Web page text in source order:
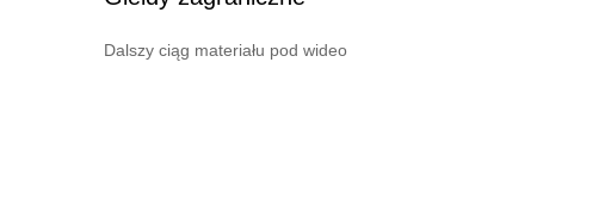
Dalszy ciąg materiału pod wideo